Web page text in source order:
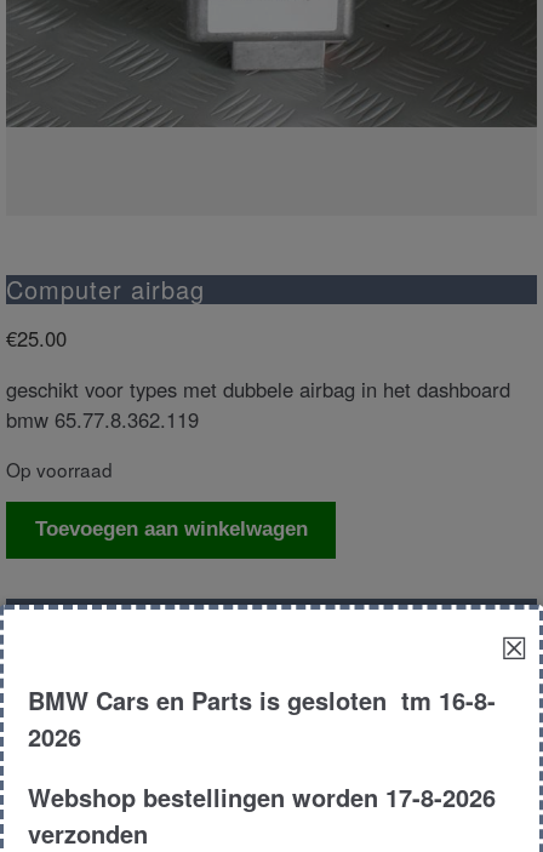
Computer airbag
€25.00
geschikt voor types met dubbele airbag in het dashboard
bmw 65.77.8.362.119
Op voorraad
Computer
Toevoegen aan winkelwagen
Model :
Carroserie : Touring
☒
BMW Cars en Parts is gesloten tm 16-8-
2026
Webshop bestellingen worden 17-8-2026
verzonden